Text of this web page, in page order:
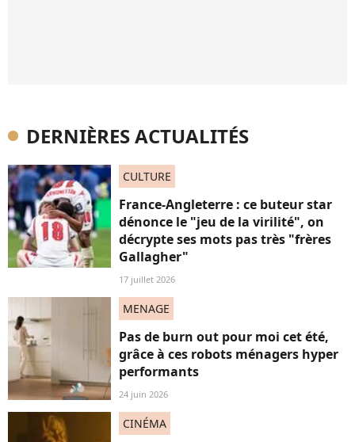
DERNIÈRES ACTUALITÉS
CULTURE
France-Angleterre : ce buteur star
dénonce le "jeu de la virilité", on
décrypte ses mots pas très "frères
Gallagher"
17 juillet 2026
MENAGE
Pas de burn out pour moi cet été,
grâce à ces robots ménagers hyper
performants
24 juin 2026
CINÉMA